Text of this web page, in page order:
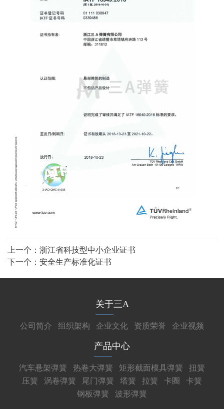
上一个： 浙江省科技型中小企业证书
下一个： 安全生产标准化证书
关于三A
公司简介 组织架构 企业文化 资质荣誉 企业视频
产品中心
汽车悬架弹簧 热卷大弹簧 矩形截面模具弹簧
扭簧
压簧
涡卷弹簧 尾门弹簧 塔簧 拉簧 卡圈
卡簧
钢板弹簧
波形弹簧